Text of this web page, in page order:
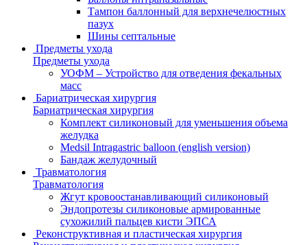
Тампон баллонный для верхнечелюстных
пазух
Шины септальные
Предметы ухода
Предметы ухода
УОФМ – Устройство для отведения фекальных
масс
Бариатрическая хирургия
Бариатрическая хирургия
Комплект силиконовый для уменьшения объема
желудка
Medsil Intragastric balloon (english version)
Бандаж желудочный
Травматология
Травматология
Жгут кровоостанавливающий силиконовый
Эндопротезы силиконовые армированные
сухожилий пальцев кисти ЭПСА
Реконструктивная и пластическая хирургия